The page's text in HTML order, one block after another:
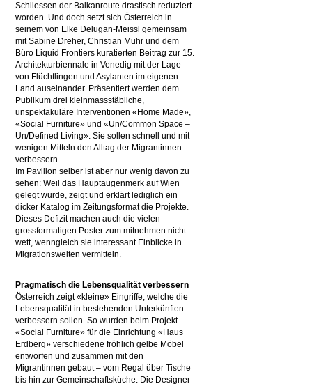
Schliessen der Balkanroute drastisch reduziert
worden. Und doch setzt sich Österreich in
seinem von Elke Delugan-Meissl gemeinsam
mit Sabine Dreher, Christian Muhr und dem
Büro Liquid Frontiers kuratierten Beitrag zur 15.
Architekturbiennale in Venedig mit der Lage
von Flüchtlingen und Asylanten im eigenen
Land auseinander. Präsentiert werden dem
Publikum drei kleinmassstäbliche,
unspektakuläre Interventionen «Home Made»,
«Social Furniture» und «Un/Common Space –
Un/Defined Living». Sie sollen schnell und mit
wenigen Mitteln den Alltag der Migrantinnen
verbessern.
Im Pavillon selber ist aber nur wenig davon zu
sehen: Weil das Hauptaugenmerk auf Wien
gelegt wurde, zeigt und erklärt lediglich ein
dicker Katalog im Zeitungsformat die Projekte.
Dieses Defizit machen auch die vielen
grossformatigen Poster zum mitnehmen nicht
wett, wenngleich sie interessant Einblicke in
Migrationswelten vermitteln.
Pragmatisch die Lebensqualität verbessern
Österreich zeigt «kleine» Eingriffe, welche die
Lebensqualität in bestehenden Unterkünften
verbessern sollen. So wurden beim Projekt
«Social Furniture» für die Einrichtung «Haus
Erdberg» verschiedene fröhlich gelbe Möbel
entworfen und zusammen mit den
Migrantinnen gebaut – vom Regal über Tische
bis hin zur Gemeinschaftsküche. Die Designer